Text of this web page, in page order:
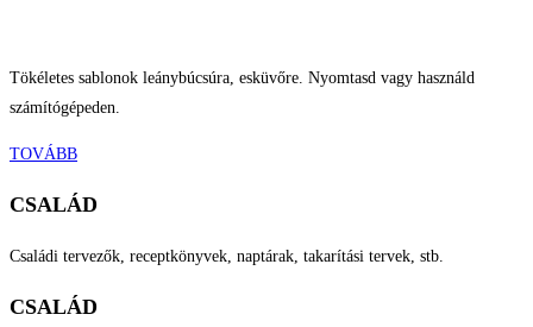
Tökéletes sablonok leánybúcsúra, esküvőre. Nyomtasd vagy használd
számítógépeden.
TOVÁBB
CSALÁD
Családi tervezők, receptkönyvek, naptárak, takarítási tervek, stb.
CSALÁD